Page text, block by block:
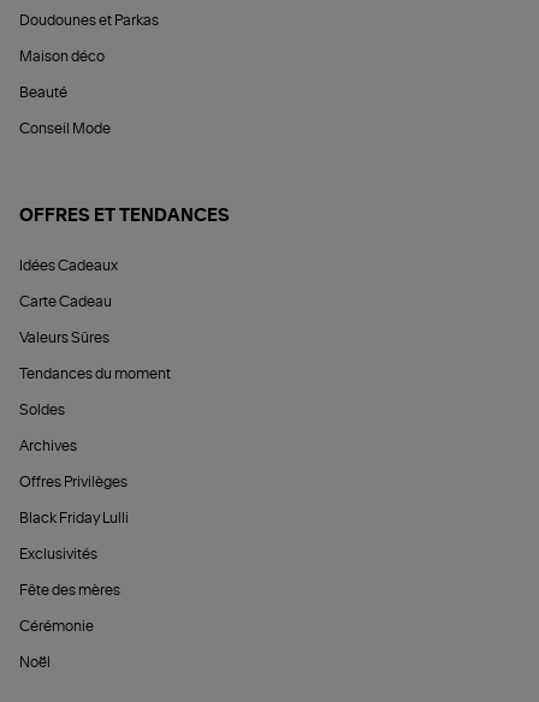
Doudounes et Parkas
Maison déco
Beauté
Conseil Mode
OFFRES ET TENDANCES
Idées Cadeaux
Carte Cadeau
Valeurs Sûres
Tendances du moment
Soldes
Archives
Offres Privilèges
Black Friday Lulli
Exclusivités
Fête des mères
Cérémonie
Noël